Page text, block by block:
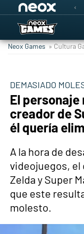
Neox Games » Cultura
DEMASIADO
El personaje
creador de
él quería
A la hora de
videojuegos, el
Zelda y Super
que este
molesto.